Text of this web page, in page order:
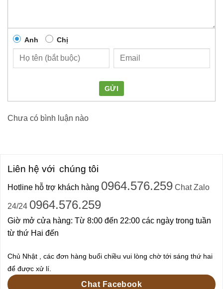
Anh Chị
GỬI
Chưa có bình luận nào
Liên hệ với chúng tôi
Hotline hỗ trợ khách hàng 0964.576.259Chat Zalo
24/24 0964.576.259
Giờ mở cửa hàng: Từ 8:00 đến 22:00 các ngày trong tuần
từ thứ Hai đến
Chủ Nhật , các đơn hàng buổi chiều vui lòng chờ tới sáng thứ hai
để được xử lí.
Chat Facebook